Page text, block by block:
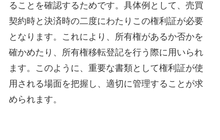
ることを確認するためです。具体例として、売買
契約時と決済時の二度にわたりこの権利証が必要
となります。これにより、所有権があるか否かを
確かめたり、所有権移転登記を行う際に用いられ
ます。このように、重要な書類として権利証が使
用される場面を把握し、適切に管理することが求
められます。